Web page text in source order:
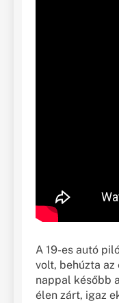
A 19-es autó
volt, behúzta az
nappal később
élen zárt, igaz